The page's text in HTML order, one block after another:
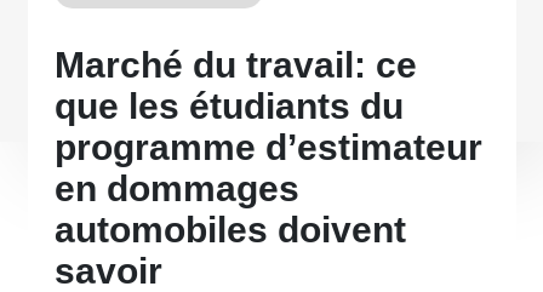
Marché du travail: ce
que les étudiants du
programme d’estimateur
en dommages
automobiles doivent
savoir